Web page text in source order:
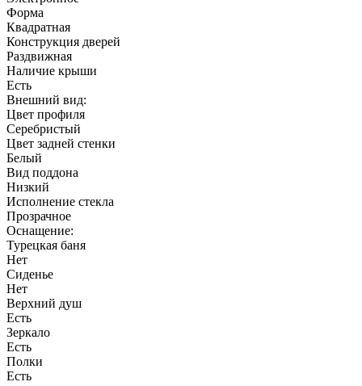
Форма
Квадратная
Конструкция дверей
Раздвижная
Наличие крыши
Есть
Внешний вид:
Цвет профиля
Серебристый
Цвет задней стенки
Белый
Вид поддона
Низкий
Исполнение стекла
Прозрачное
Оснащение:
Турецкая баня
Нет
Сиденье
Нет
Верхний душ
Есть
Зеркало
Есть
Полки
Есть